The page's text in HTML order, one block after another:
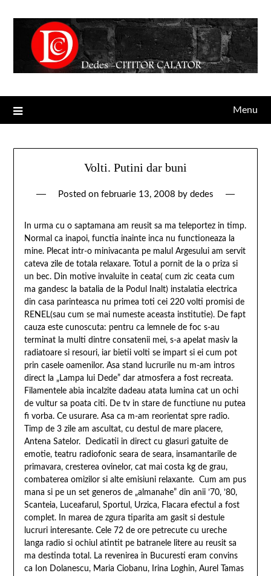
Menu
Volti. Putini dar buni
Posted on februarie 13, 2008 by dedes
In urma cu o saptamana am reusit sa ma teleportez in timp.
Normal ca inapoi, functia inainte inca nu functioneaza la
mine. Plecat intr-o minivacanta pe malul Argesului am servit
cateva zile de totala relaxare. Totul a pornit de la o priza si
un bec. Din motive invaluite in ceata( cum zic ceata cum
ma gandesc la batalia de la Podul Inalt) instalatia electrica
din casa parinteasca nu primea toti cei 220 volti promisi de
RENEL(sau cum se mai numeste aceasta institutie). De fapt
cauza este cunoscuta: pentru ca lemnele de foc s-au
terminat la multi dintre consatenii mei, s-a apelat masiv la
radiatoare si resouri, iar bietii volti se impart si ei cum pot
prin casele oamenilor. Asa stand lucrurile nu m-am intros
direct la „Lampa lui Dede” dar atmosfera a fost recreata.
Filamentele abia incalzite dadeau atata lumina cat un ochi
de vultur sa poata citi. De tv in stare de functiune nu putea
fi vorba. Ce usurare. Asa ca m-am reorientat spre radio.
Timp de 3 zile am ascultat, cu destul de mare placere,
Antena Satelor. Dedicatii in direct cu glasuri gatuite de
emotie, teatru radiofonic seara de seara, insamantarile de
primavara, cresterea ovinelor, cat mai costa kg de grau,
combaterea omizilor si alte emisiuni relaxante. Cum am pus
mana si pe un set generos de „almanahe” din anii ’70, ’80,
Scanteia, Luceafarul, Sportul, Urzica, Flacara efectul a fost
complet. In marea de zgura tiparita am gasit si destule
lucruri interesante. Cele 72 de ore petrecute cu ureche
langa radio si ochiul atintit pe batranele litere au reusit sa
ma destinda total. La revenirea in Bucuresti eram convins
ca Ion Dolanescu, Maria Ciobanu, Irina Loghin, Aurel Tamas